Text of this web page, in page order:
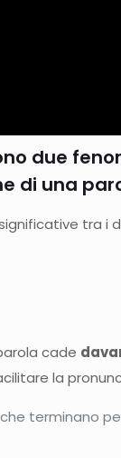
due
di una
tra i
cade
la
che terminano